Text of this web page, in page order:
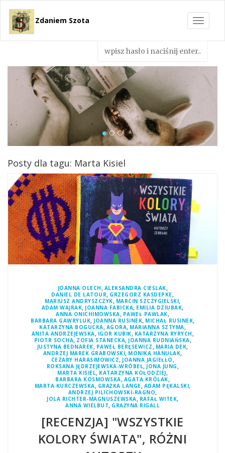
Toggle
Zdaniem Szota
Posty dla tagu: Marta Kisiel
JOANNA OLECH , ALEKSANDRA CIEŚLAK,
DANIEL DE LATOUR, GRZEGORZ KASDEPKE,
MARIUSZ ANDRYSZCZYK, MARCIN SZCZYGIELSKI,
ADAM WAJRAK, JOANNA FABICKA, EMILIA DZIUBAK,
ANNA ONICHIMOWSKA, PAWEŁ PAWLAK,
BARBARA GAWRYLUK, JOANNA RUSINEK, MICHAŁ RUSINEK,
KATARZYNA BOGUCKA, AGORA, MARIANNA SZTYMA,
ANITA ANDRZEJEWSKA, IGOR KUBIK, KATARZYNA RYRYCH ,
PIOTR SOCHA, ZOFIA STANECKA, JOANNA RUDNIAŃSKA,
JUSTYNA BEDNAREK, PAWEŁ BERĘSEWICZ , MARIA DEK,
ANDRZEJ MAREK GRABOWSKI, MONIKA HANULAK,
CEZARY HARASIMOWICZ, JOANNA JAGIEŁŁO ,
ROKSANA JĘDRZEJEWSKA-WRÓBEL, JONA JUNG ,
MARTA KISIEL, KATARZYNA KOŁODZIEJ,
BARBARA KOSMOWSKA, AGATA KRÓLAK,
MARTA KURCZEWSKA, GRAŻKA LANGE, ADAM PĘKALSKI,
ANDRZEJ PILICHOWSKI-RAGNO,
JOLA RICHTER-MAGNUSZEWSKA, RAFAŁ WITEK,
ANNA WIELBUT, GRAŻYNA RIGALL
[RECENZJA] "WSZYSTKIE
KOLORY ŚWIATA", RÓŻNI